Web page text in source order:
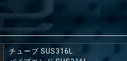
チューブ SUS316L